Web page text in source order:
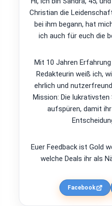
Christian die
bei ihm begann, hat
ich auch für euch die
Mit 10 Jahren Erfahrung
Redakteurin weiß ich,
ehrlich und
Mission: Die
aufspüren, damit
Euer Feedback ist Gold
welche Deals ihr als
Facebook